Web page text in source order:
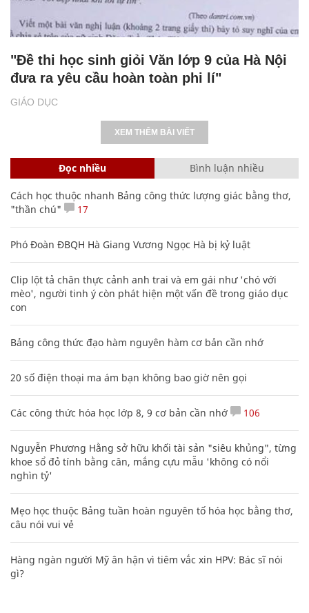
GIÁO DỤC
"Đề thi học sinh giỏi Văn lớp 9 của Hà Nội
đưa ra yêu cầu hoàn toàn phi lí"
XEM THÊM BÀI VIẾT
Đọc nhiều Bình luận nhiều
Cách học thuộc nhanh Bảng công thức lượng giác bằng thơ,
"thần chú"
17
Phó Đoàn ĐBQH Hà Giang Vương Ngọc Hà bị kỷ luật
Clip lột tả chân thực cảnh anh trai và em gái như 'chó với
mèo', người tinh ý còn phát hiện một vấn đề trong giáo dục
con
Bảng công thức đạo hàm nguyên hàm cơ bản cần nhớ
20 số điện thoại ma ám bạn không bao giờ nên gọi
Các công thức hóa học lớp 8, 9 cơ bản cần nhớ 106
Nguyễn Phương Hằng sở hữu khối tài sản "siêu khủng", từng
khoe sổ đỏ tính bằng cân, mắng cựu mẫu 'không có nổi
nghìn tỷ'
Mẹo học thuộc Bảng tuần hoàn nguyên tố hóa học bằng thơ,
câu nói vui vẻ
Hàng ngàn người Mỹ ân hận vì tiêm vắc xin HPV: Bác sĩ nói
gì?